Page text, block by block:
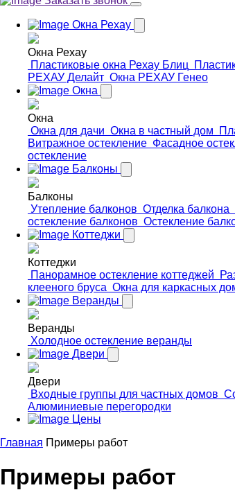
Окна Рехау
Окна Рехау
Пластиковые окна Рехау Блиц
РЕХАУ Делайт Окна РЕХАУ Генео
Окна
Окна
Окна для дачи Окна в частный дом
Витражное остекление Фасадное
остекление
Балконы
Балконы
Утепление балконов Отделка балкона
остекление балконов Остекление
Коттеджи
Коттеджи
Панорамное остекление коттеджей
клееного бруса Окна для каркасных
Веранды
Веранды
Холодное остекление веранды
Двери
Двери
Входные группы для частных домов
Алюминиевые перегородки
Цены
Главная Примеры работ
Примеры работ